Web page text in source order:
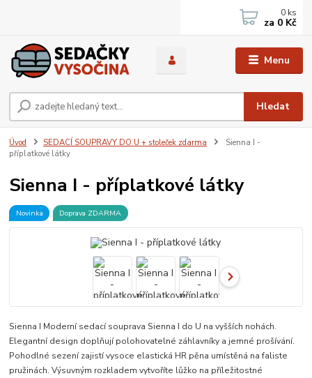
Menu
Hledat
0 ks
za 0 Kč
Úvod SEDACÍ SOUPRAVY DO U + stoleček zdarma
Sienna I -
příplatkové látky
Sienna I - příplatkové látky
Novinka Doprava ZDARMA
Sienna I Moderní sedací souprava Sienna I do U na vyšších nohách.
Elegantní design doplňují polohovatelné záhlavníky a jemné prošívání.
Pohodlné sezení zajistí vysoce elastická HR pěna umístěná na faliste
pružinách. Výsuvným rozkladem vytvoříte lůžko na příležitostné